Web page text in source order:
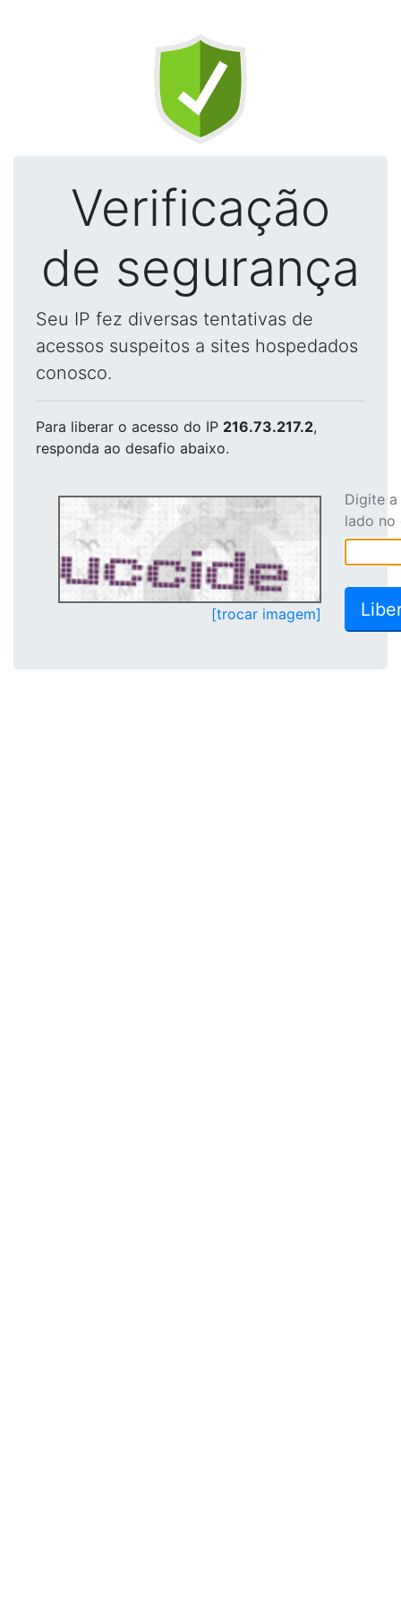
Verificação
de segurança
Seu IP fez diversas tentativas de
acessos suspeitos a sites hospedados
conosco.
Para liberar o acesso do IP 216.73.217.2,
responda ao desafio abaixo.
[trocar imagem]
Digite
lado no